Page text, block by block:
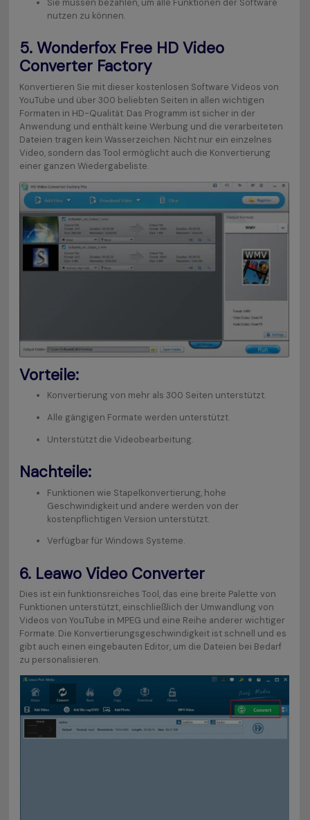
nutzen zu können.
5. Wonderfox Free HD Video
Converter Factory
Konvertieren Sie mit dieser kostenlosen Software Videos von
YouTube und über 300 beliebten Seiten in allen wichtigen
Formaten in HD-Qualität. Das Programm ist sicher in der
Anwendung und enthält keine Werbung und die verarbeiteten
Dateien tragen kein Wasserzeichen. Nicht nur ein einzelnes
Video, sondern das Tool ermöglicht auch die Konvertierung
einer ganzen Wiedergabeliste.
Vorteile:
Konvertierung von mehr als 300 Seiten unterstützt.
Alle gängigen Formate werden unterstützt.
Unterstützt die Videobearbeitung.
Nachteile:
Funktionen wie Stapelkonvertierung, hohe
Geschwindigkeit und andere werden von der
kostenpflichtigen Version unterstützt.
Verfügbar für Windows Systeme.
6. Leawo Video Converter
Dies ist ein funktionsreiches Tool, das eine breite Palette von
Funktionen unterstützt, einschließlich der Umwandlung von
Videos von YouTube in MPEG und eine Reihe anderer wichtiger
Formate. Die Konvertierungsgeschwindigkeit ist schnell und es
gibt auch einen eingebauten Editor, um die Dateien bei Bedarf
zu personalisieren.